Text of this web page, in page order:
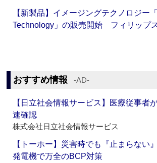
【新製品】イメージングテクノロジー
Technology」の販売開始 フィリップ
おすすめ情報 ‐AD‐
【日立社会情報サービス】医療従事者
速確認
株式会社日立社会情報サービス
【トーホー】災害時でも『止まらない
発電機で万全のBCP対策